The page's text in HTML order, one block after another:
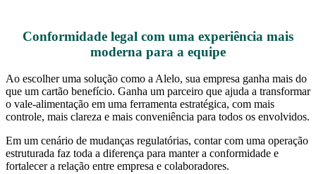
Conformidade legal com uma experiência mais
moderna para a equipe
Ao escolher uma solução como a Alelo, sua empresa ganha mais do
que um cartão benefício. Ganha um parceiro que ajuda a transformar
o vale-alimentação em uma ferramenta estratégica, com mais
controle, mais clareza e mais conveniência para todos os envolvidos.
Em um cenário de mudanças regulatórias, contar com uma operação
estruturada faz toda a diferença para manter a conformidade e
fortalecer a relação entre empresa e colaboradores.